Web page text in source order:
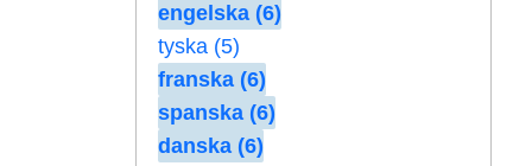
engelska (6)
tyska (5)
franska (6)
spanska (6)
danska (6)